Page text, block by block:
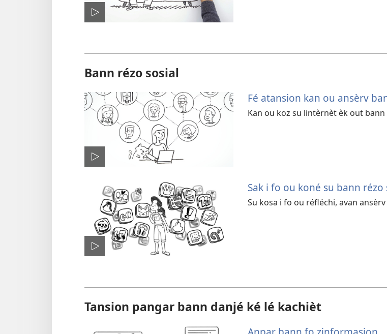
Bann rézo sosial
Fé atansion kan ou ansèrv
Kan ou koz su lintèrnèt èk out
Sak i fo ou koné su bann rézo
Su kosa i fo ou réfléchi, avan
Tansion pangar bann danjé ké lé kachièt